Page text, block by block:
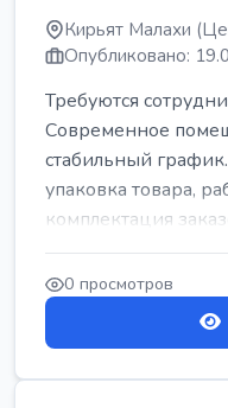
Кирьят Малахи
Опубликовано:
Требуются
Современное
стабильный
упаковка товара,
комплектация
0 просмотров